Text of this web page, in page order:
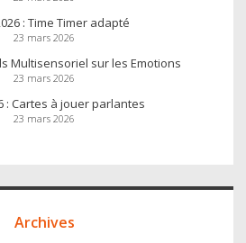
: Time Timer adapté
23 mars 2026
Multisensoriel sur les Emotions
23 mars 2026
: Cartes à jouer parlantes
23 mars 2026
Archives